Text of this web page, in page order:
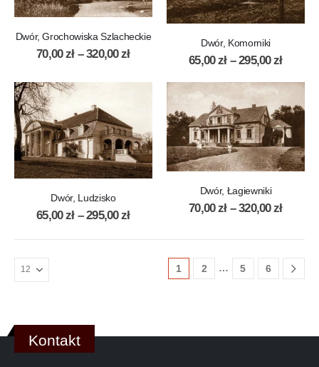
Dwór, Grochowiska Szlacheckie
70,00zł – 320,00zł
Dwór, Komorniki
65,00zł – 295,00zł
Dwór, Ludzisko
65,00zł – 295,00zł
Dwór, Łagiewniki
70,00zł – 320,00zł
1 2 … 5 6
Kontakt